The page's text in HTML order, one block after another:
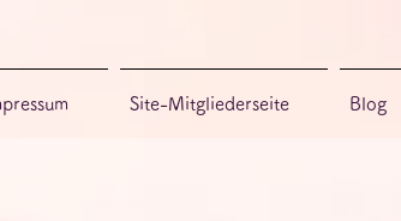
Site-Mitgliederseite Blog